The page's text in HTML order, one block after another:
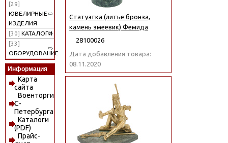
[29]
ЮВЕЛИРНЫЕ
ИЗДЕЛИЯ
[30] КАТАЛОГИ
[33]
ОБОРУДОВАНИЕ
Информация
Карта
сайта
Военторги
С-
Петербурга
Каталоги
(PDF)
Прайс-
Статуэтка (литье бронза,
камень змеевик) Фемида
28100026
Дата добавления товара:
08.11.2020